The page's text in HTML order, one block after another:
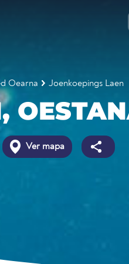
Oearna Joenkoepings Laen
Ver mapa